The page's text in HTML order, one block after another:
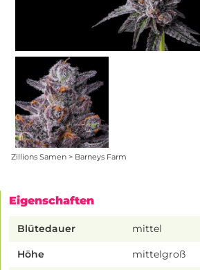
Zillions Samen > Barneys Farm
Eigenschaften
Blütedauer mittel
Höhe mittelgroß